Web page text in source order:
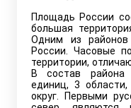
Площадь России
большая
Одним из районов
России. Часовые
территории,
В состав района
единиц, 3
округ. Первыми